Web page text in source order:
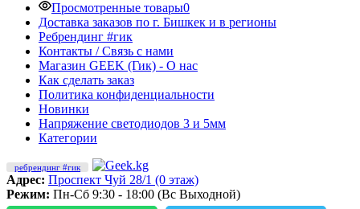
Просмотренные товары0
Доставка заказов по г. Бишкек и в регионы
Ребрендинг #гик
Контакты / Связь с нами
Магазин GEEK (Гик) - О нас
Как сделать заказ
Политика конфиденциальности
Новинки
Напряжение светодиодов 3 и 5мм
Категории
ребрендинг #гик
Адрес: Проспект Чуй 28/1 (0 этаж)
Режим: Пн-Сб 9:30 - 18:00 (Вс Выходной)